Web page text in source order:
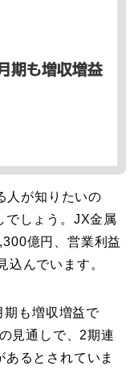
人が知りたいの
でしょう。JX金属
億円、営業利益
んでいます。
期も増収増益で
見通しで、2期連
るとされていま